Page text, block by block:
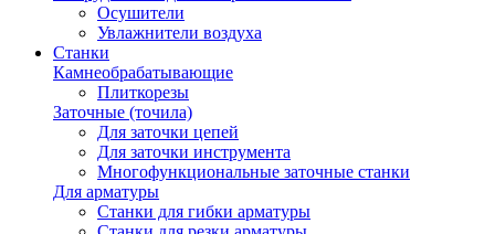
Осушители
Увлажнители воздуха
Станки
Камнеобрабатывающие
Плиткорезы
Заточные (точила)
Для заточки цепей
Для заточки инструмента
Многофункциональные заточные станки
Для арматуры
Станки для гибки арматуры